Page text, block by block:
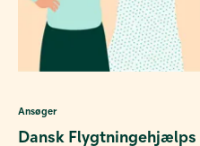
Ansøger
Dansk